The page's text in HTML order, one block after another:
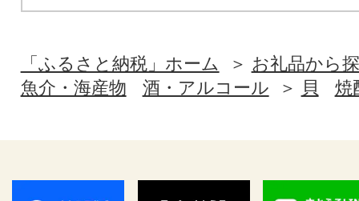
「ふるさと納税」ホーム
お礼品から
魚介・海産物
酒・アルコール 貝 焼